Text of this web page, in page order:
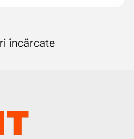
încărcate